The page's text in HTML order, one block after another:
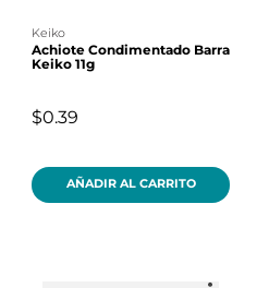
keiko
Achiote Condimentado Barra
Keiko 11g
$0.39
AÑADIR AL CARRITO